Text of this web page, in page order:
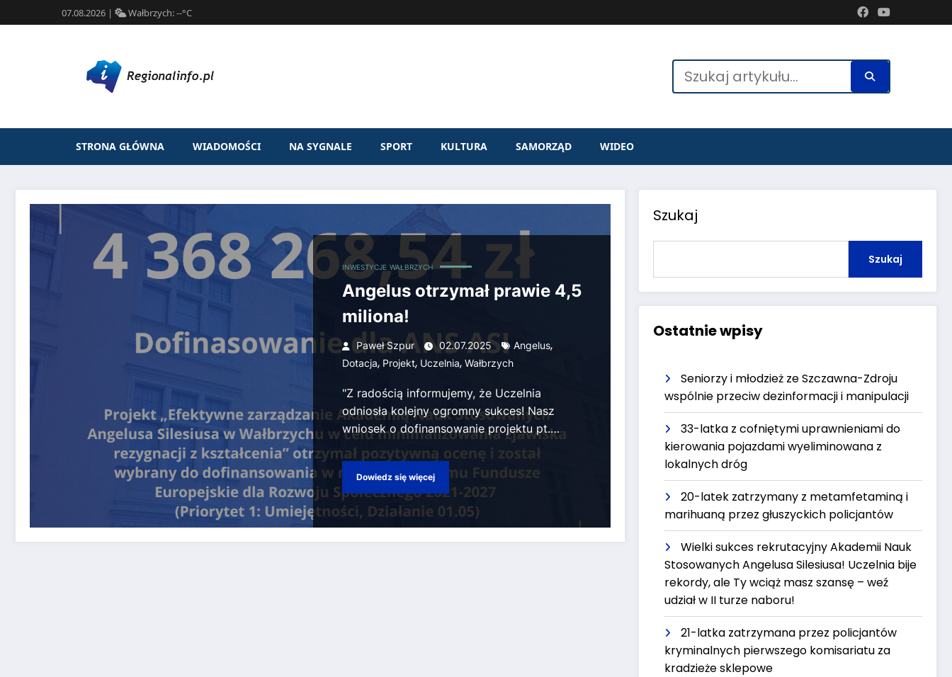
07.08.2026 | Wałbrzych:--°C
STRONA GŁÓWNA WIADOMOŚCI NA SYGNALE SPORT KULTURA SAMORZĄD WIDEO
treści
INWESTYCJE WAŁBRZYCH
Angelus otrzymał prawie 4,5
miliona!
Paweł Szpur 02.07.2025 Angelus,
Dotacja, Projekt, Uczelnia, Wałbrzych
"Z radością informujemy, że Uczelnia
odniosła kolejny ogromny sukces! Nasz
wniosek o dofinansowanie projektu pt.…
Dowiedz się więcej
Szukaj
Szukaj
Ostatnie wpisy
Seniorzy i młodzież ze Szczawna-Zdroju
wspólnie przeciw dezinformacji i manipulacji
33-latka z cofniętymi uprawnieniami do
kierowania pojazdami wyeliminowana z
lokalnych dróg
20-latek zatrzymany z metamfetaminą i
marihuaną przez głuszyckich policjantów
Wielki sukces rekrutacyjny Akademii Nauk
Stosowanych Angelusa Silesiusa! Uczelnia bije
rekordy, ale Ty wciąż masz szansę – weź
udział w II turze naboru!
21-latka zatrzymana przez policjantów
kryminalnych pierwszego komisariatu za
kradzieże sklepowe